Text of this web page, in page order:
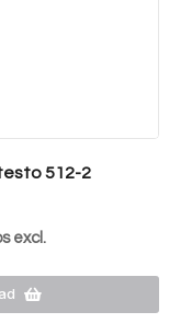
512-2
excl.